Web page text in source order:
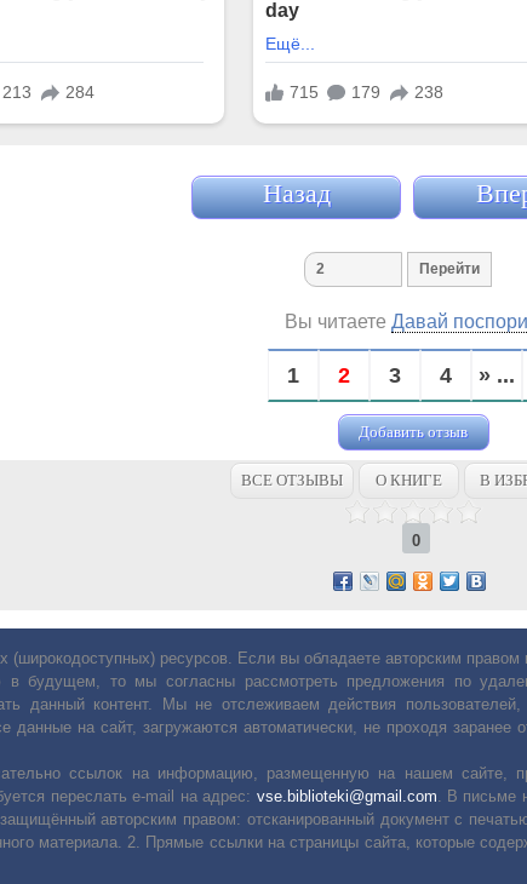
Назад
Вы читаете Давай
1 2 3 4 » ...
Добавить отзыв
ВСЕ ОТЗЫВЫ О КНИГЕ В
0
ресурсов. Если вы обладаете авторским
будущем, то мы согласны рассмотреть предложения по
данный контент. Мы не отслеживаем действия
данные на сайт, загружаются автоматически, не проходя заранее
ссылок на информацию, размещенную на нашем сайте,
переслать е-mail на адрес: vse.biblioteki@gmail.com . В письме
авторским правом: отсканированный документ с
материала. 2. Прямые ссылки на страницы сайта, которые